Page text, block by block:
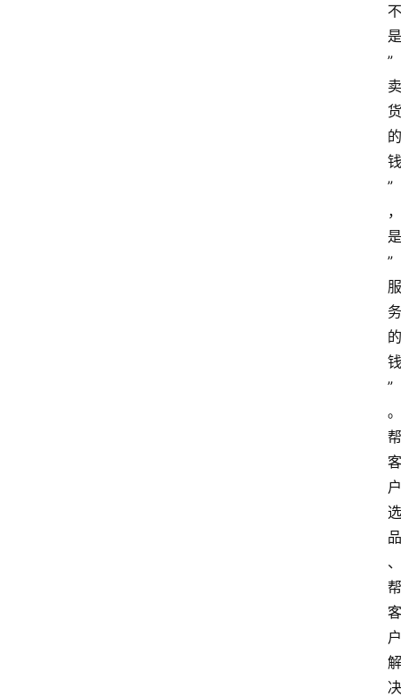
不
是
”
卖
货
的
钱
”
，
是
”
服
务
的
钱
”
。
帮
客
户
选
品
、
帮
客
户
解
决